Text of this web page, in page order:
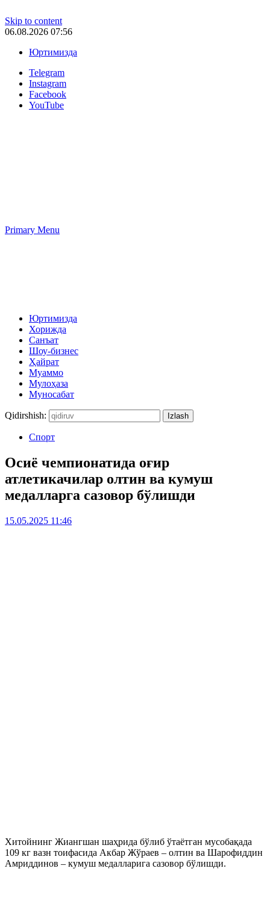
Skip to content
06.08.2026 07:56
Юртимизда
Telegram
Instagram
Facebook
YouTube
Primary Menu
Юртимизда
Хорижда
Санъат
Шоу-бизнес
Ҳайрат
Муаммо
Мулоҳаза
Муносабат
Qidirshish:
Спорт
Осиё чемпионатида оғир
атлетикачилар олтин ва кумуш
медалларга сазовор бўлишди
15.05.2025 11:46
Хитойнинг Жиангшан шаҳрида бўлиб ўтаётган мусобақада
109 кг вазн тоифасида Акбар Жўраев – олтин ва Шарофиддин
Амриддинов – кумуш медалларига сазовор бўлишди.